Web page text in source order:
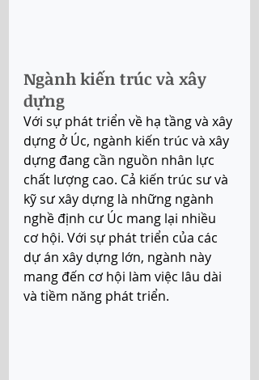
Ngành kiến trúc và xây
dựng
Với sự phát triển về hạ tầng và xây
dựng ở Úc, ngành kiến trúc và xây
dựng đang cần nguồn nhân lực
chất lượng cao. Cả kiến trúc sư và
kỹ sư xây dựng là những ngành
nghề định cư Úc mang lại nhiều
cơ hội. Với sự phát triển của các
dự án xây dựng lớn, ngành này
mang đến cơ hội làm việc lâu dài
và tiềm năng phát triển.